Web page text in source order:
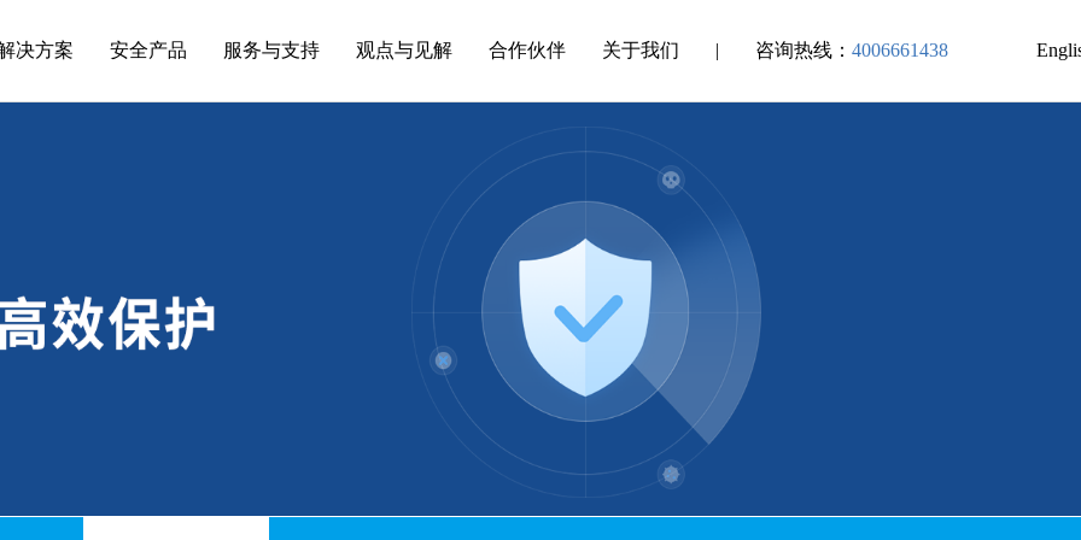
决方案 安全产品 服务与支持 观点与见解 合作伙伴 关于我们 | 咨询热线： 4006661438